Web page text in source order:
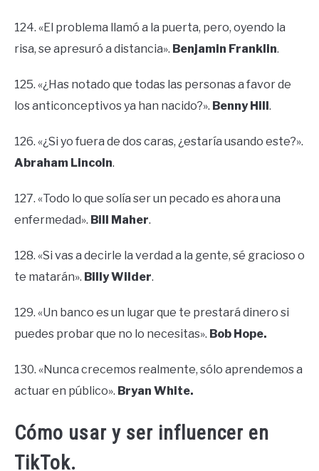
124. «El problema llamó a la puerta, pero, oyendo la
risa, se apresuró a distancia». Benjamin Franklin.
125. «¿Has notado que todas las personas a favor de
los anticonceptivos ya han nacido?». Benny Hill.
126. «¿Si yo fuera de dos caras, ¿estaría usando este?».
Abraham Lincoln.
127. «Todo lo que solía ser un pecado es ahora una
enfermedad». Bill Maher.
128. «Si vas a decirle la verdad a la gente, sé gracioso o
te matarán». Billy Wilder.
129. «Un banco es un lugar que te prestará dinero si
puedes probar que no lo necesitas». Bob Hope.
130. «Nunca crecemos realmente, sólo aprendemos a
actuar en público». Bryan White.
Cómo usar y ser influencer en
TikTok.